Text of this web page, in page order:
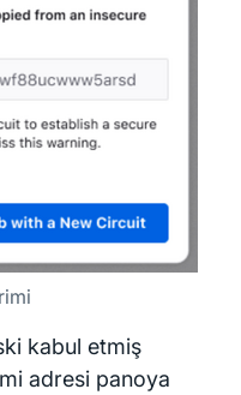
kabul etmiş
adresi panoya